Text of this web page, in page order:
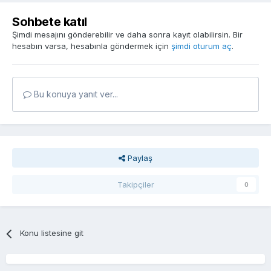
Sohbete katıl
Şimdi mesajını gönderebilir ve daha sonra kayıt olabilirsin. Bir
hesabın varsa, hesabınla göndermek için şimdi oturum aç.
Bu konuya yanıt ver...
Paylaş
Takipçiler 0
Konu listesine git